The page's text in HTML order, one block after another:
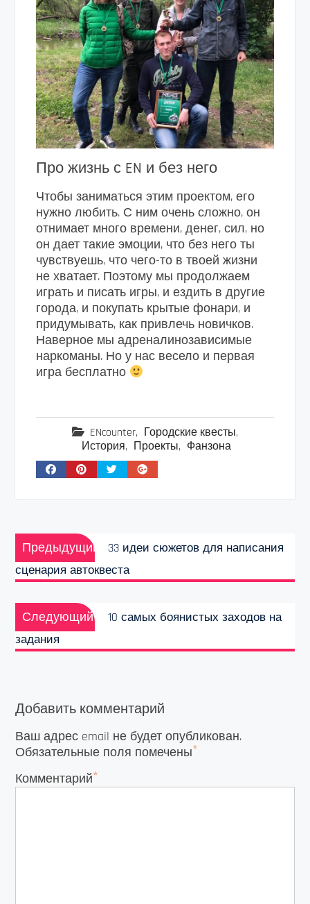
Про жизнь с EN и без него
Чтобы заниматься этим проектом, его
нужно любить. С ним очень сложно, он
отнимает много времени, денег, сил, но
он дает такие эмоции, что без него ты
чувствуешь, что чего-то в твоей жизни
не хватает. Поэтому мы продолжаем
играть и писать игры, и ездить в другие
города, и покупать крытые фонари, и
придумывать, как привлечь новичков.
Наверное мы адреналинозависимые
наркоманы. Но у нас весело и первая
игра бесплатно
ENcounter, Городские квесты,
История, Проекты, Фанзона
Навигация
по
записям
Предыдущий
запись:
33 идеи сюжетов для написания
сценария автоквеста
Следующий
Следующая
запись:
10 самых боянистых заходов на
задания
Добавить комментарий
Ваш адрес email не будет опубликован.
Обязательные поля помечены*
Комментарий*